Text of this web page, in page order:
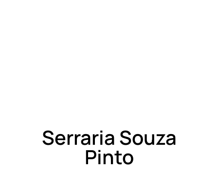
Serraria Souza
Pinto